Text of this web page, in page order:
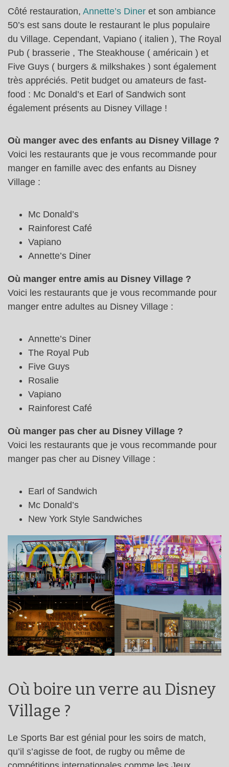
Côté restauration, Annette’s Diner et son ambiance
50’s est sans doute le restaurant le plus populaire
du Village. Cependant, Vapiano ( italien ), The Royal
Pub ( brasserie , The Steakhouse ( américain ) et
Five Guys ( burgers & milkshakes ) sont également
très appréciés. Petit budget ou amateurs de fast-
food : Mc Donald’s et Earl of Sandwich sont
également présents au Disney Village !
Où manger avec des enfants au Disney Village ?
Voici les restaurants que je vous recommande pour
manger en famille avec des enfants au Disney
Village :
Mc Donald’s
Rainforest Café
Vapiano
Annette’s Diner
Où manger entre amis au Disney Village ?
Voici les restaurants que je vous recommande pour
manger entre adultes au Disney Village :
Annette’s Diner
The Royal Pub
Five Guys
Rosalie
Vapiano
Rainforest Café
Où manger pas cher au Disney Village ?
Voici les restaurants que je vous recommande pour
manger pas cher au Disney Village :
Earl of Sandwich
Mc Donald’s
New York Style Sandwiches
Où boire un verre au Disney
Village ?
Le Sports Bar est génial pour les soirs de match,
qu’il s’agisse de foot, de rugby ou même de